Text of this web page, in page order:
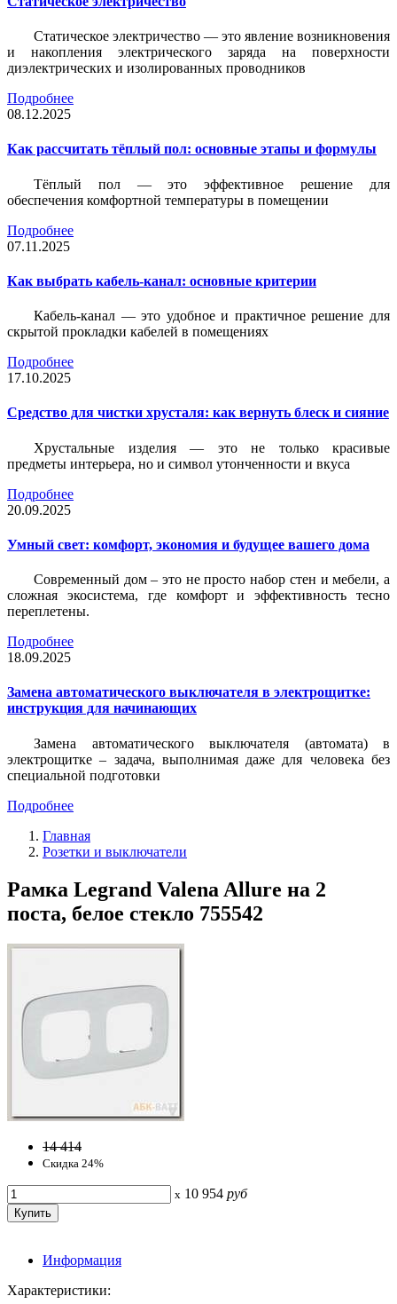
Статическое электричество — это явление возникновения
и накопления электрического заряда на поверхности
диэлектрических и изолированных проводников
Подробнее
08.12.2025
Как рассчитать тёплый пол: основные этапы и формулы
Тёплый пол — это эффективное решение для
обеспечения комфортной температуры в помещении
Подробнее
07.11.2025
Как выбрать кабель-канал: основные критерии
Кабель-канал — это удобное и практичное решение для
скрытой прокладки кабелей в помещениях
Подробнее
17.10.2025
Средство для чистки хрусталя: как вернуть блеск и сияние
Хрустальные изделия — это не только красивые
предметы интерьера, но и символ утонченности и вкуса
Подробнее
20.09.2025
Умный свет: комфорт, экономия и будущее вашего дома
Современный дом – это не просто набор стен и мебели, а
сложная экосистема, где комфорт и эффективность тесно
переплетены.
Подробнее
18.09.2025
Замена автоматического выключателя в электрощитке:
инструкция для начинающих
Замена автоматического выключателя (автомата) в
электрощитке – задача, выполнимая даже для человека без
специальной подготовки
Подробнее
Главная
Розетки и выключатели
Рамка Legrand Valena Allure на 2
поста, белое стекло 755542
14 414
Скидка 24%
x 10 954 руб
Информация
Характеристики: